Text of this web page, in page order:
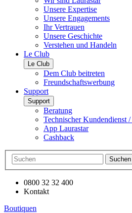
Unsere Expertise
Unsere Engagements
Ihr Vertrauen
Unsere Geschichte
Verstehen und Handeln
Le Club
Le Club
Dem Club beitreten
Freundschaftswerbung
Support
Support
Beratung
Technischer Kundendienst
App Laurastar
Cashback
Suchen
0800 32 32 400
Kontakt
Boutiquen